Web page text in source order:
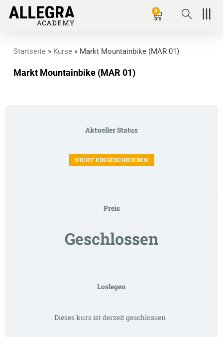
Zum
Inhalt
0
Wagen
Startseite » Kurse » Markt Mountainbike (MAR 01)
Markt Mountainbike (MAR 01)
Aktueller Status
NICHT EINGESCHRIEBEN
Preis
Geschlossen
Loslegen
Dieses kurs ist derzeit geschlossen